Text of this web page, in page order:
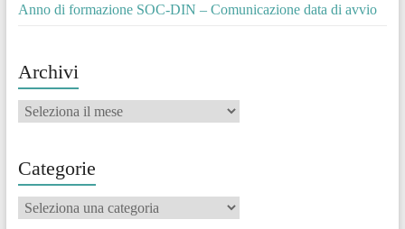
Anno di formazione SOC-DIN – Comunicazione data di avvio
Archivi
Archivi
Categorie
Categorie